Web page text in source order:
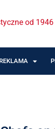
od
REKLAMA